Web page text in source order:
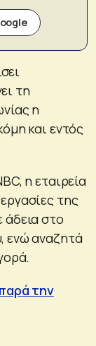
τη
η
και εντός
η εταιρεία
της
στο
ενώ αναζητά
την